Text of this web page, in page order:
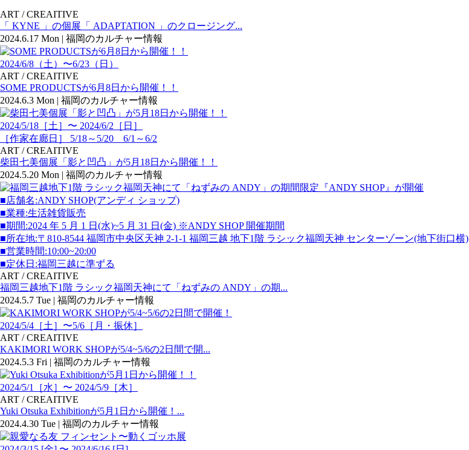
ART / CREAITIVE
「 KYNE 」の個展「 ADAPTATION 」のクロージング...
2024.6.17 Mon | 福岡のカルチャー情報
2024/6/8（土）〜6/23（日）
ART / CREAITIVE
SOME PRODUCTSが6月8日から開催！！
2024.6.3 Mon | 福岡のカルチャー情報
2024/5/18［土］〜 2024/6/2［日］
［作家在廊日］ 5/18～5/20 6/1～6/2
ART / CREAITIVE
柴田七美個展「影と凹凸」が5月18日から開催！！
2024.5.20 Mon | 福岡のカルチャー情報
■店舗名:ANDY SHOP(アンディ ショップ)
■業種:生活雑貨販売
■期間:2024 年 5 月 1 日(水)~5 月 31 日(金) ※ANDY SHOP 開催期間
■所在地:〒810-8544 福岡市中央区天神 2-1-1 福岡三越 地下1階 ラシック福岡天神 センターゾーン(地下街口横)
■営業時間:10:00~20:00
■定休日:福岡三越に準ずる
ART / CREAITIVE
福岡三越地下1階 ラシック福岡天神にて「ねずみの ANDY」の期...
2024.5.7 Tue | 福岡のカルチャー情報
2024/5/4［土］〜5/6［月・振休］
ART / CREAITIVE
KAKIMORI WORK SHOPが5/4~5/6の2日間で開...
2024.5.3 Fri | 福岡のカルチャー情報
2024/5/1［水］〜 2024/5/9［木］
ART / CREAITIVE
Yuki Otsuka Exhibitionが5月1日から開催！...
2024.4.30 Tue | 福岡のカルチャー情報